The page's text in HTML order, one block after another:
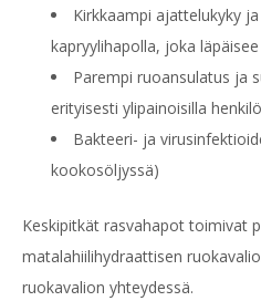
Kirkkaampi ajattelukyky
kapryylihapolla, joka
Parempi ruoansulatus ja
erityisesti ylipainoisilla
Bakteeri- ja
kookosöljyssä)
Keskipitkät rasvahapot toimivat
matalahiilihydraattisen
ruokavalion yhteydessä.